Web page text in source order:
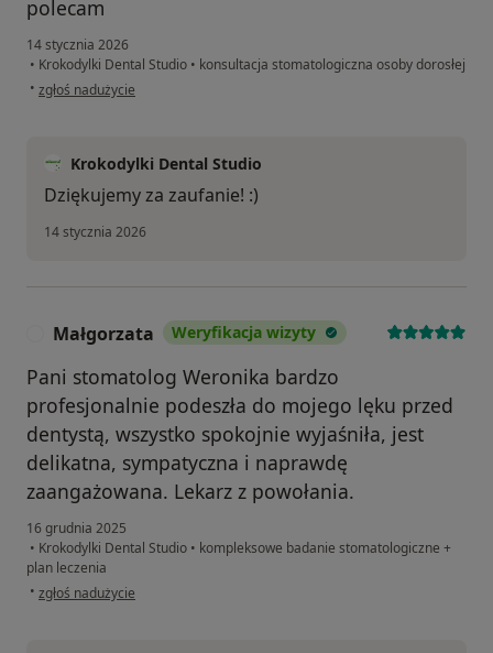
polecam
14 stycznia 2026
• Krokodylki Dental Studio • konsultacja stomatologiczna osoby dorosłej
• w opinii użytkownika Martyna
zgłoś nadużycie
Krokodylki Dental Studio
Dziękujemy za zaufanie! :)
14 stycznia 2026
Małgorzata Weryfikacja wizyty
Pani stomatolog Weronika bardzo
profesjonalnie podeszła do mojego lęku przed
dentystą, wszystko spokojnie wyjaśniła, jest
delikatna, sympatyczna i naprawdę
zaangażowana. Lekarz z powołania.
16 grudnia 2025
• Krokodylki Dental Studio • kompleksowe badanie stomatologiczne +
plan leczenia
• w opinii użytkownika Małgorzata
zgłoś nadużycie